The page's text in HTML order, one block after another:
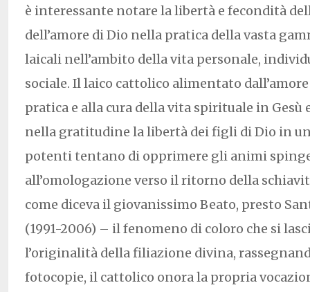
è interessante notare la libertà e fecondità
dell’amore di Dio nella pratica della vasta
laicali nell’ambito della vita personale,
sociale. Il laico cattolico alimentato
pratica e alla cura della vita spirituale in Gesù
nella gratitudine la libertà dei figli di Dio in
potenti tentano di opprimere gli animi
all’omologazione verso il ritorno della
come diceva il giovanissimo Beato, presto
(1991-2006) – il fenomeno di coloro che si
l’originalità della filiazione divina,
fotocopie, il cattolico onora la propria